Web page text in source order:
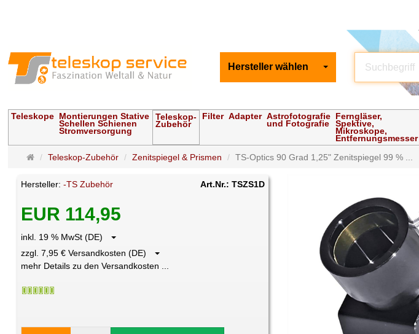
Hersteller wählen
Teleskope Montierungen Stative
Schellen Schienen
Stromversorgung
Teleskop-
Zubehör
Filter Adapter Astrofotografie
und Fotografie
Ferngläser,
Spektive,
Mikroskope,
Entfernungsmesser
Startseite
Teleskop-Zubehör Zenitspiegel & Prismen TS-Optics 90 Grad 1,25" Zenitspiegel 99 % ...
Hersteller:-TS Zubehör Art.Nr.: TSZS1D
EUR 114,95
inkl. 19 % MwSt (DE)
zzgl. 7,95 € Versandkosten (DE)
mehr Details zu den Versandkosten ...